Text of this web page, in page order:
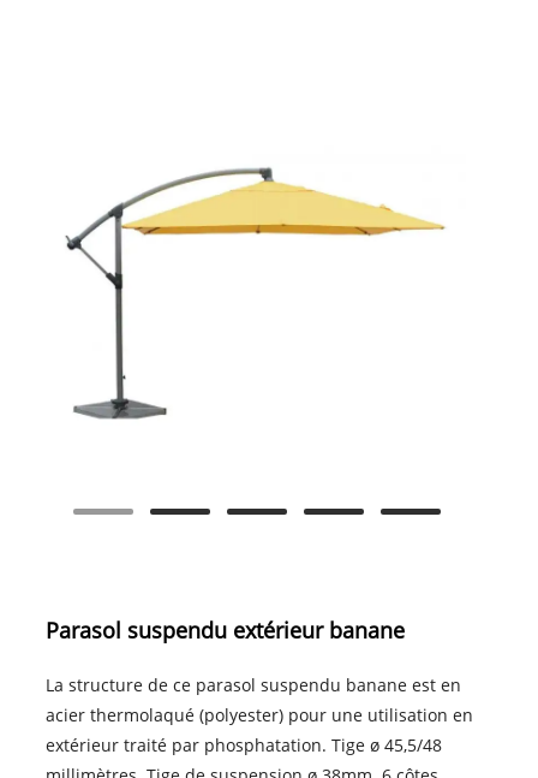
Parasol suspendu extérieur banane
La structure de ce parasol suspendu banane est en
acier thermolaqué (polyester) pour une utilisation en
extérieur traité par phosphatation. Tige ø 45,5/48